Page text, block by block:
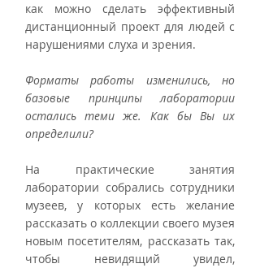
как можно сделать эффективный
дистанционный проект для людей с
нарушениями слуха и зрения.
Форматы работы изменились, но
базовые принципы лаборатории
остались теми же. Как бы Вы их
определили?
На практические занятия
лаборатории собрались сотрудники
музеев, у которых есть желание
рассказать о коллекции своего музея
новым посетителям, рассказать так,
чтобы невидящий увидел,